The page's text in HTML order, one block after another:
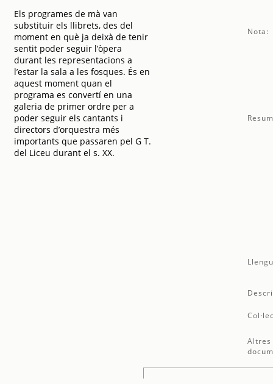
Els programes de mà van
substituir els llibrets, des del
moment en què ja deixà de tenir
sentit poder seguir l’òpera
durant les representacions a
l’estar la sala a les fosques. És en
aquest moment quan el
programa es convertí en una
galeria de primer ordre per a
poder seguir els cantants i
directors d’orquestra més
importants que passaren pel G T.
del Liceu durant el s. XX.
Nota:
Altres